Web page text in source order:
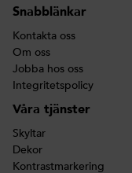
Snabblänkar
Kontakta oss
Om oss
Jobba hos oss
Integritetspolicy
Våra tjänster
Skyltar
Dekor
Kontrastmarkering